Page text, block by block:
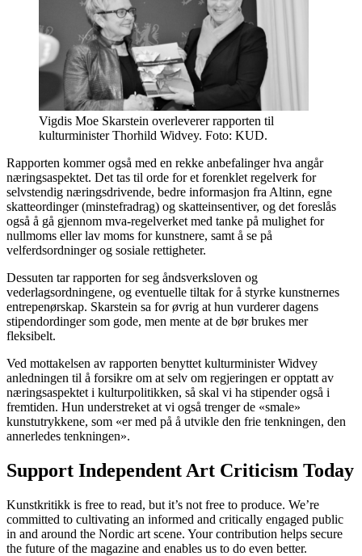
Vigdis Moe Skarstein overleverer rapporten til
kulturminister Thorhild Widvey. Foto: KUD.
Rapporten kommer også med en rekke anbefalinger hva angår
næringsaspektet. Det tas til orde for et forenklet regelverk for
selvstendig næringsdrivende, bedre informasjon fra Altinn, egne
skatteordinger (minstefradrag) og skatteinsentiver, og det foreslås
også å gå gjennom mva-regelverket med tanke på mulighet for
nullmoms eller lav moms for kunstnere, samt å se på
velferdsordninger og sosiale rettigheter.
Dessuten tar rapporten for seg åndsverksloven og
vederlagsordningene, og eventuelle tiltak for å styrke kunstnernes
entrepenørskap. Skarstein sa for øvrig at hun vurderer dagens
stipendordinger som gode, men mente at de bør brukes mer
fleksibelt.
Ved mottakelsen av rapporten benyttet kulturminister Widvey
anledningen til å forsikre om at selv om regjeringen er opptatt av
næringsaspektet i kulturpolitikken, så skal vi ha stipender også i
fremtiden. Hun understreket at vi også trenger de «smale»
kunstutrykkene, som «er med på å utvikle den frie tenkningen, den
annerledes tenkningen».
Support Independent Art Criticism Today
Kunstkritikk is free to read, but it’s not free to produce. We’re
committed to cultivating an informed and critically engaged public
in and around the Nordic art scene. Your contribution helps secure
the future of the magazine and enables us to do even better.